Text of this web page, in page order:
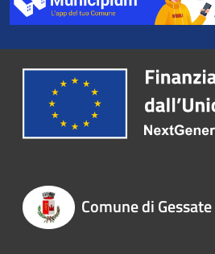
Comune di Gessate